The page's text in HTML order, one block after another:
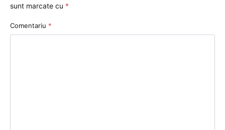
sunt marcate cu *
Comentariu *